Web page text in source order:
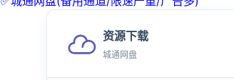
资源下载
城通网盘